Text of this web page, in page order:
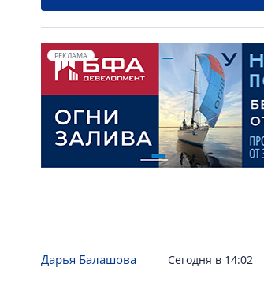
РЕКЛАМА
Дарья Балашова Сегодня в 14:02